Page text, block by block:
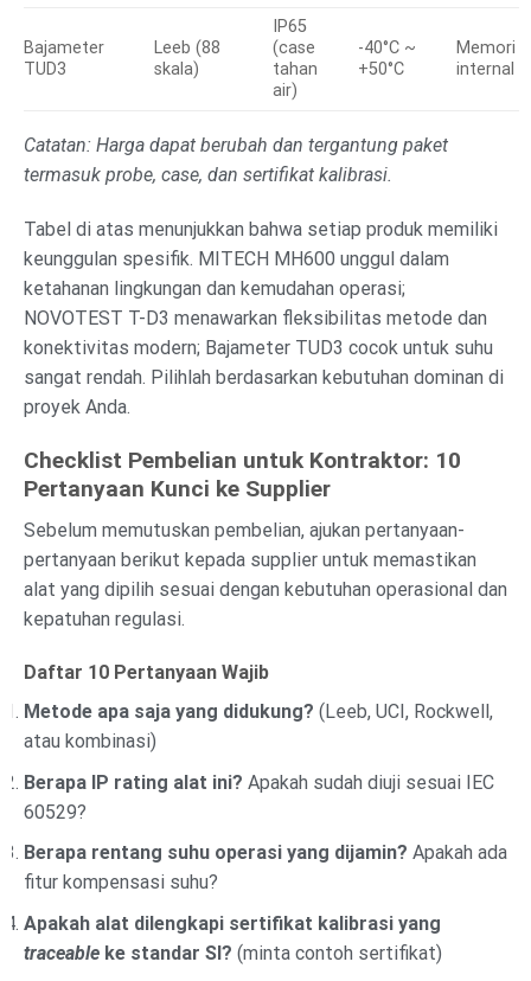
Bajameter
TUD3
Leeb (88
skala)
IP65
(case
tahan
air)
-40°C ~
+50°C
Memori
internal
Catatan: Harga dapat berubah dan tergantung paket
termasuk probe, case, dan sertifikat kalibrasi.
Tabel di atas menunjukkan bahwa setiap produk memiliki
keunggulan spesifik. MITECH MH600 unggul dalam
ketahanan lingkungan dan kemudahan operasi;
NOVOTEST T-D3 menawarkan fleksibilitas metode dan
konektivitas modern; Bajameter TUD3 cocok untuk suhu
sangat rendah. Pilihlah berdasarkan kebutuhan dominan di
proyek Anda.
Checklist Pembelian untuk Kontraktor: 10
Pertanyaan Kunci ke Supplier
Sebelum memutuskan pembelian, ajukan pertanyaan-
pertanyaan berikut kepada supplier untuk memastikan
alat yang dipilih sesuai dengan kebutuhan operasional dan
kepatuhan regulasi.
Daftar 10 Pertanyaan Wajib
Metode apa saja yang didukung? (Leeb, UCI, Rockwell,
atau kombinasi)
Berapa IP rating alat ini? Apakah sudah diuji sesuai IEC
60529?
Berapa rentang suhu operasi yang dijamin? Apakah ada
fitur kompensasi suhu?
Apakah alat dilengkapi sertifikat kalibrasi yang
traceable ke standar SI? (minta contoh sertifikat)